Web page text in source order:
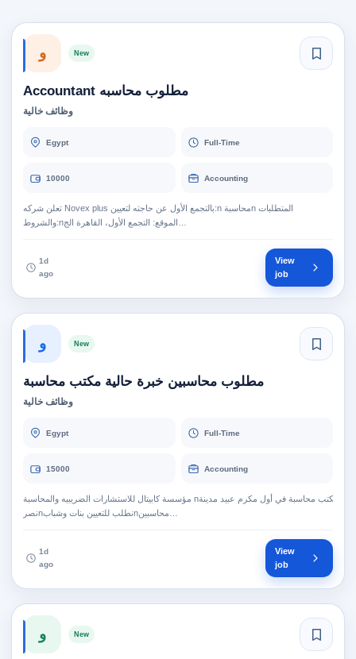
و New
مطلوب محاسبه Accountant
وظائف خالية
Egypt Full-Time
10000 Accounting
تعلن شركه Novex plus بالتجمع الأول عن حاجته لتعيين:n محاسبةn​ المتطلبات
1d
ago
View
job
و New
مطلوب محاسبين خبرة حالية مكتب محاسبة
وظائف خالية
Egypt Full-Time
15000 Accounting
مؤسسة كابيتال للاستشارات الضريبيه والمحاسبة nمكتب محاسبة في أول مكرم عبيد مدينة
1d
ago
View
job
و New